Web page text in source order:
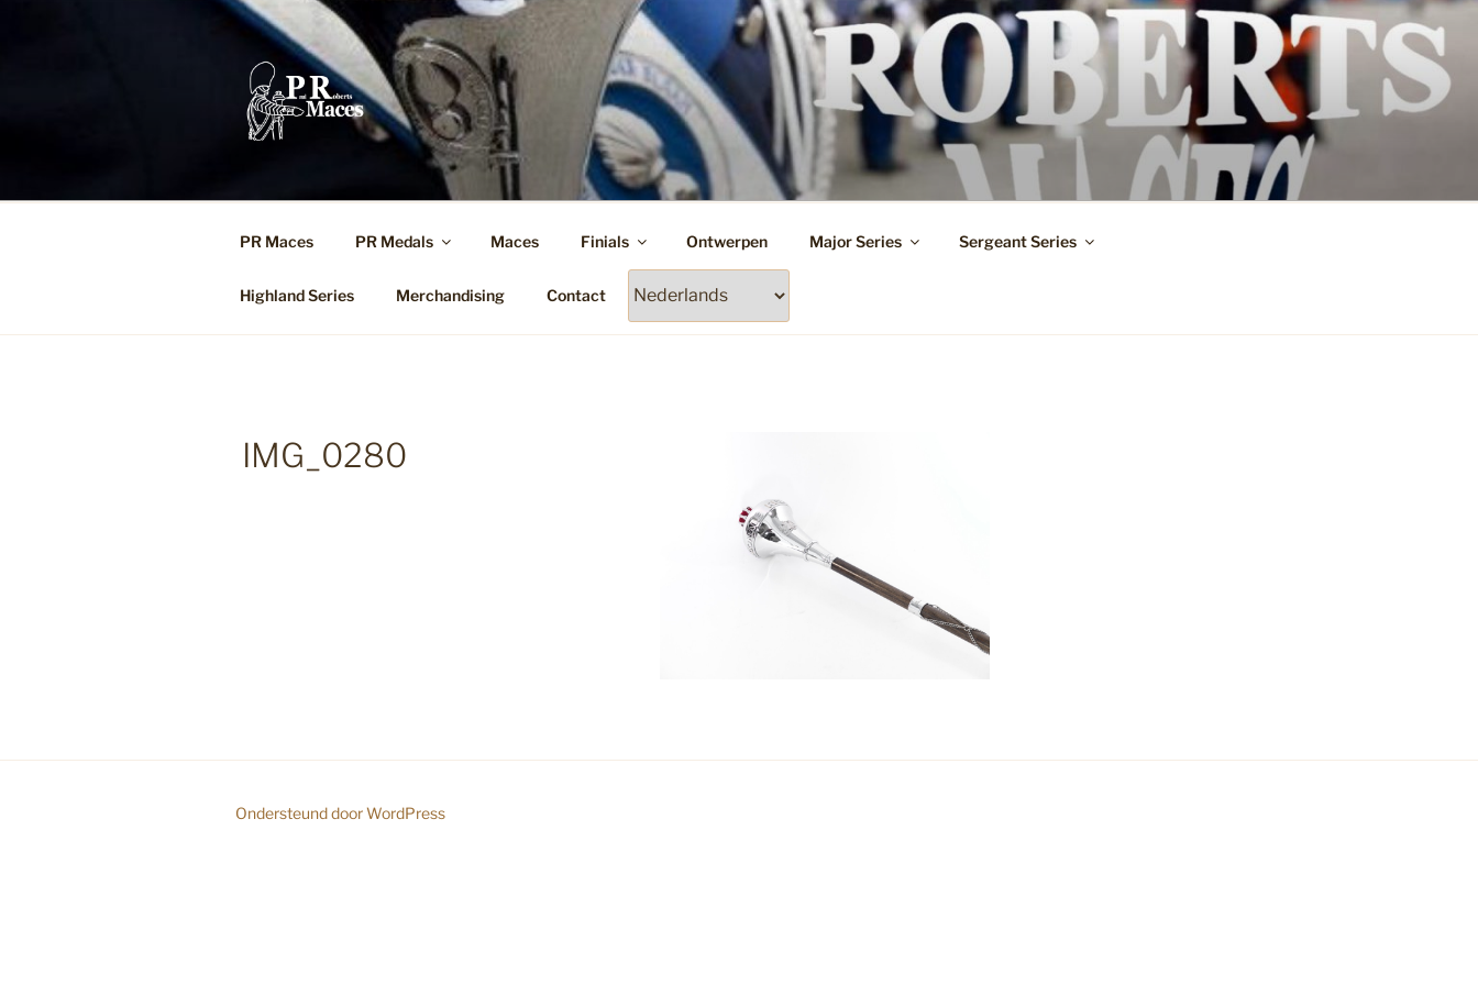
PR Maces PR Medals Maces Finials Ontwerpen Major Series Sergeant Series
Highland Series Merchandising Contact
IMG_0280
Ondersteund door WordPress